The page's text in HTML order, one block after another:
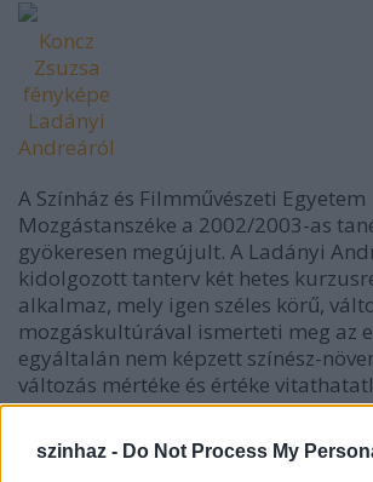
szinhaz - Do Not Process My
Koncz
Zsuzsa
fényképe
Ladányi
Andreáról
A Színház és Filmművészeti Egyetem
Mozgástanszéke a 2002/2003-as
gyökeresen megújult. A Ladányi
kidolgozott tanterv két hetes
alkalmaz, mely igen széles körű,
mozgáskultúrával ismerteti meg az
egyáltalán nem képzett színész-
változás mértéke és értéke
II-III. évfolyamos színész-hallgatók
már most látványosan felülmúlja az
végzett színészekét. A kurzus